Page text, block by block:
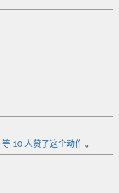
等 10 人赞了这个动作 。